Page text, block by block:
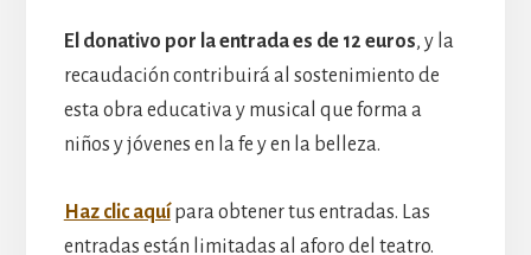
El donativo por la entrada es de 12 euros, y la
recaudación contribuirá al sostenimiento de
esta obra educativa y musical que forma a
niños y jóvenes en la fe y en la belleza.
Haz clic aquípara obtener tus entradas. Las
entradas están limitadas al aforo del teatro.